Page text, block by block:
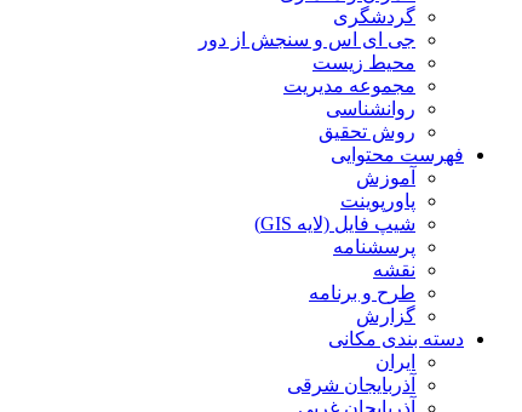
گردشگری
جی ای اس و سنجش از دور
محیط زیست
مجموعه مدیریت
روانشناسی
روش تحقیق
فهرست محتوایی
آموزش
پاورپوینت
شیپ فایل (لایه GIS)
پرسشنامه
نقشه
طرح و برنامه
گزارش
دسته بندی مکانی
ایران
آذربایجان شرقی
آذربایجان غربی